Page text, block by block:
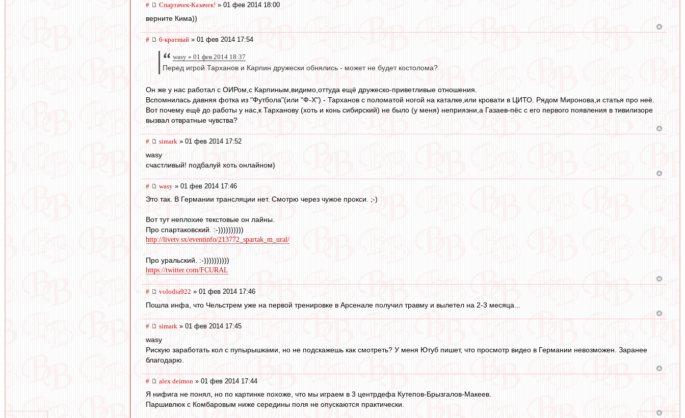
# Спартачек-Казачек! » 01 фев 2014 18:00
верните Кима))
# 6-кратный » 01 фев 2014 17:54
wasy » 01 фев 2014 18:37
Перед игрой Тарханов и Карпин дружески обнялись - может не будет костолома?
Он же у нас работал с ОИРом,с Карпиным,видимо,оттуда ещё дружеско-приветливые отношения.
Вспомнилась давняя фотка из "Футбола"(или "Ф-Х") - Тарханов с поломатой ногой на каталке,или кровати в ЦИТО. Рядом Миронова,и статья про неё.
Вот почему ещё до работы у нас,к Тарханову (хоть и конь сибирский) не было (у меня) неприязни,а Газаев-пёс с его первого появления в тивилизоре
вызвал отвратные чувства?
# simark » 01 фев 2014 17:52
wasy
счастливый! подбалуй хоть онлайном)
# wasy » 01 фев 2014 17:46
Это так. В Германии трансляции нет. Смотрю через чужое прокси. ;-)
Вот тут неплохие текстовые он лайны.
Про спартаковский. :-))))))))))
http://livetv.sx/eventinfo/213772_spartak_m_ural/
Про уральский. :-))))))))))
https://twitter.com/FCURAL
# volodia922 » 01 фев 2014 17:46
Пошла инфа, что Чельстрем уже на первой тренировке в Арсенале получил травму и вылетел на 2-3 месяца...
# simark » 01 фев 2014 17:45
wasy
Рискую заработать кол с пупырышками, но не подскажешь как смотреть? У меня Ютуб пишет, что просмотр видео в Германии невозможен. Заранее
благодарю.
# alex deimon » 01 фев 2014 17:44
Я нифига не понял, но по картинке похоже, что мы играем в 3 центрдефа Кутепов-Брызгалов-Макеев.
Паршивлюк с Комбаровым ниже середины поля не опускаются практически.